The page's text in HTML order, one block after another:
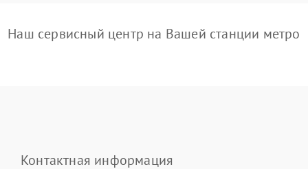
Наш сервисный центр на Вашей станции метро
Контактная информация